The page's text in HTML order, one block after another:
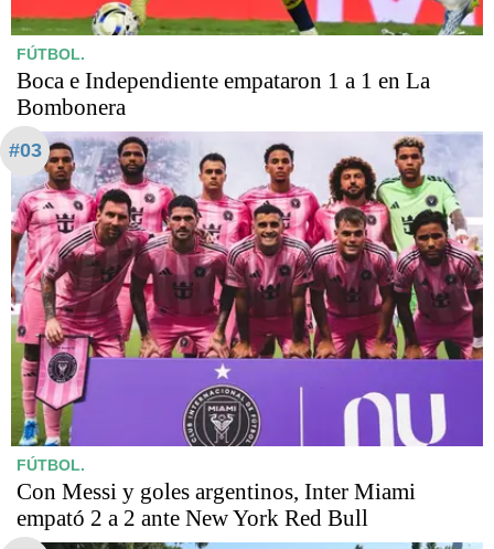
FÚTBOL.
Boca e Independiente empataron 1 a 1 en La
Bombonera
#03
FÚTBOL.
Con Messi y goles argentinos, Inter Miami
empató 2 a 2 ante New York Red Bull